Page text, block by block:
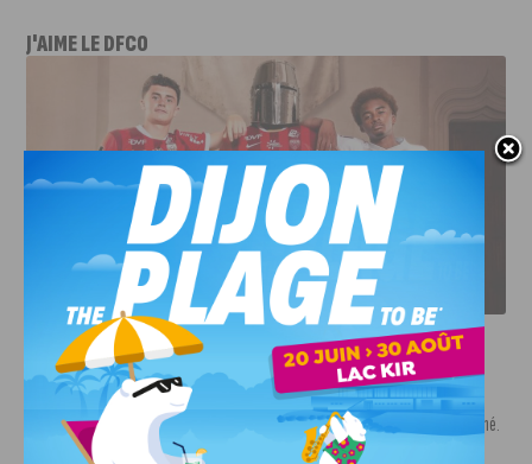
J'AIME LE DFCO
LE DFCO DÉVOILE SES NOUVEAUX MAILLOTS POUR LA
SAISON 2026-2027
INFOS ,SPORT
Nouvelle arrivée à la JDA Basket,
Shevon Thompson est dijonnais
7 AOÛT, 2026
Le mercato estival de la JDA n’est pas encore terminé.
Une nouvelle recrue vient...